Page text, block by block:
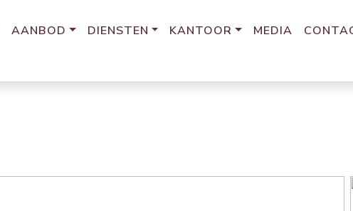
AANBOD DIENSTEN KANTOOR MEDIA